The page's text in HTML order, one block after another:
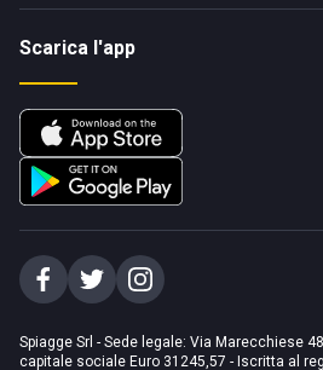
Scarica l'app
Spiagge Srl - Sede legale: Via Marecchiese
capitale sociale Euro 31245,57 - Iscritta al